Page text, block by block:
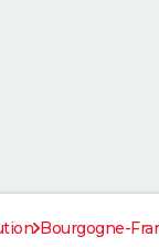
Bourgogne-